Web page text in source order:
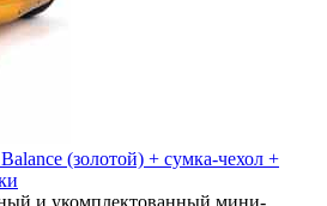
(золотой) + сумка-чехол +
и укомплектованный мини-